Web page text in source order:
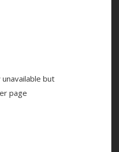
but
page